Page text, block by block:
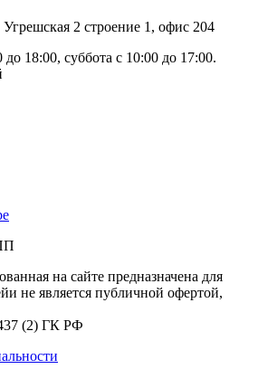
2 строение 1 , офис 204
18:00, суббота c 10:00 до 17:00.
на сайте предназначена для
не является публичной офертой,
(2) ГК РФ